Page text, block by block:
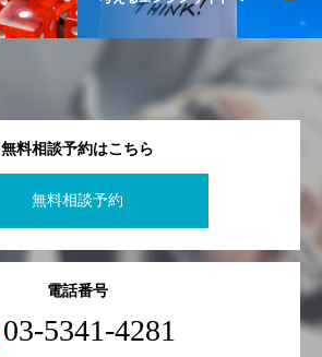
無料相談予約はこちら
無料相談予約
電話番号
03-5341-4281